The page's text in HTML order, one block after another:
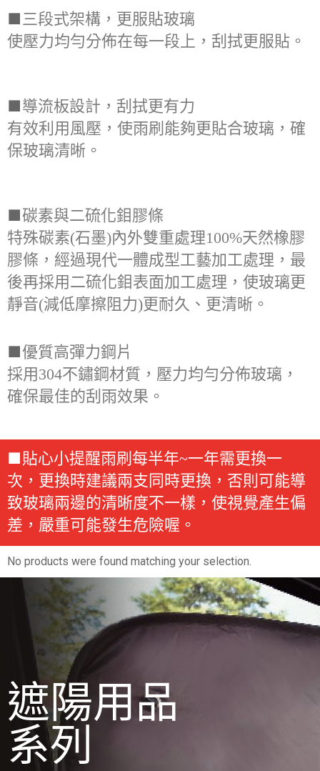
■ 三段式架構，更服貼玻璃
使壓力均勻分佈在每一段上， 刮拭更服貼。
■導流板設計，刮拭更有力
有效利用風壓，使雨刷能夠更貼合玻璃，確
保玻璃清晰。
■碳素與二硫化鉬膠條
特殊碳素(石墨)內外雙重處理100%天然橡膠
膠條，經過現代一體成型工藝加工處理，最
後再採用二硫化鉬表面加工處理，使玻璃更
靜音(減低摩擦阻力)更耐久、更清晰。
■優質高彈力鋼片
採用304不鏽鋼材質，壓力均勻分佈玻璃，
確保最佳的刮雨效果。
■ 貼心小提醒雨刷每半年~一年需更換一
次，更換時建議兩支同時更換，否則可能導
致玻璃兩邊的清晰度不一樣，使視覺產生偏
差，嚴重可能發生危險喔。
No products were found matching your selection.
遮陽用品
系列